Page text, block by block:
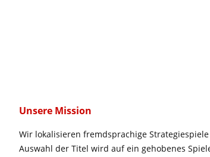
Unsere Mission
Wir lokalisieren fremdsprachige
Auswahl der Titel wird auf ein gehobenes